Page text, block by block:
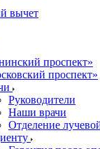
вычет
проспект»
проспект»
Руководители
Наши врачи
Отделение